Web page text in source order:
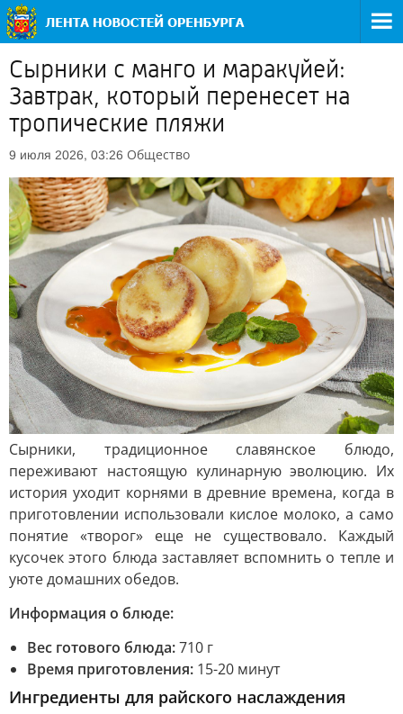
Сырники с манго и маракуйей:
Завтрак, который перенесет на
тропические пляжи
9 июля 2026, 03:26 Общество
Сырники, традиционное славянское блюдо,
переживают настоящую кулинарную эволюцию. Их
история уходит корнями в древние времена, когда в
приготовлении использовали кислое молоко, а само
понятие «творог» еще не существовало. Каждый
кусочек этого блюда заставляет вспомнить о тепле и
уюте домашних обедов.
Информация о блюде:
Вес готового блюда:710 г
Время приготовления: 15-20 минут
Ингредиенты для райского наслаждения